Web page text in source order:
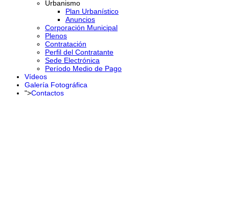
Urbanismo
Plan Urbanístico
Anuncios
Corporación Municipal
Plenos
Contratación
Perfil del Contratante
Sede Electrónica
Período Medio de Pago
Vídeos
Galería Fotográfica
">Contactos